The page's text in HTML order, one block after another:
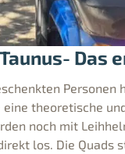
Das
Personen
theoretische
noch mit
los. Die Quads